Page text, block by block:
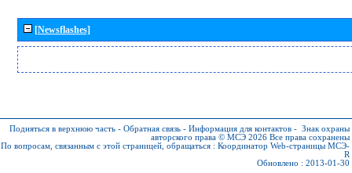
[Newsflashes]
Подняться в верхнюю часть - Обратная связь - Информация для контактов - Знак охраны
авторского права © МСЭ 2026 Все права сохранены
По вопросам, связанным с этой страницей, обращаться : Координатор Web-страницы МСЭ-
R
Обновлено : 2013-01-30